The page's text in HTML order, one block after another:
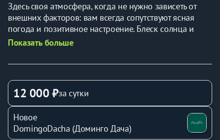
Здесь своя атмосфера, когда не нужно зависеть от
внешних факторов: вам всегда сопутствуют ясная
погода и позитивное настроение. Блеск солнца и
золота, цвет осенней листвы, песка, соломы, спелых
ассоциативный ряд. Уверены, тут каждый найдет что-
от пребывания в доме.
При желании захватите с собой самых близких –
возможно размещение до 4х человек. В доме есть
отдельная спальня с двуспальной кроватью, а в
Показать больше
12 000 ₽за сутки
Новое
DomingoDacha (Доминго Дача)